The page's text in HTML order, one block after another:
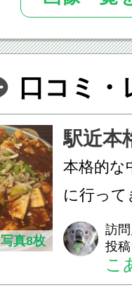
口コミ・
写真8枚
駅近本
本格的な
に行ってきまし
から徒
八王子店
訪
投
こ